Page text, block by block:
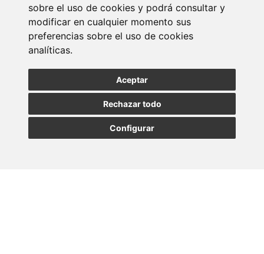
sobre el uso de cookies y podrá consultar y
modificar en cualquier momento sus
preferencias sobre el uso de cookies
analíticas.
Aceptar
Rechazar todo
Configurar
24/07/2026
Fiscalidad internacional de patrimonios